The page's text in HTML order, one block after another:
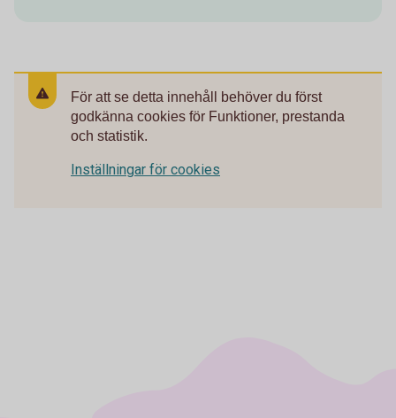
För att se detta innehåll behöver du först
godkänna cookies för Funktioner, prestanda
och statistik.
Inställningar för cookies